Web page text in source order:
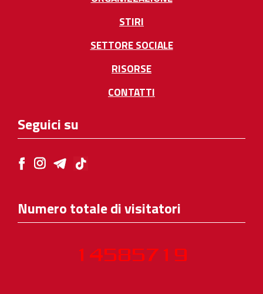
STIRI
SETTORE SOCIALE
RISORSE
CONTATTI
Seguici su
Numero totale di visitatori